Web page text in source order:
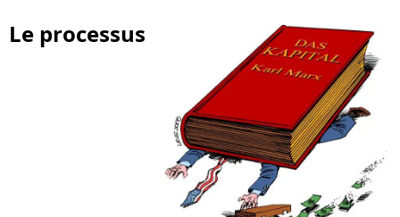
Le processus